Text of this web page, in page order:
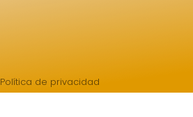
Política de privacidad